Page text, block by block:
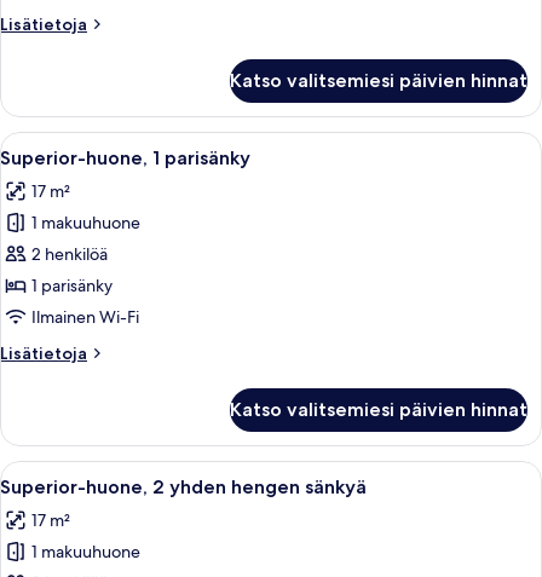
vuodesohva
Lisätietoja
Lisätietoja
1
parisänky
ja
vuodesohva
Katso valitsemiesi päivien hinnat
Avaa
kaikki
huonetyypin
Superior-
huone,
1
parisänky
Hotellihuone, jossa on suuri sänky,
5
Superior-huone, 1 parisänky
17 m²
1 makuuhuone
2 henkilöä
1 parisänky
Ilmainen Wi-Fi
Lisätietoja
Lisätietoja
1
parisänky
Katso valitsemiesi päivien hinnat
Avaa
kaikki
huonetyypin
Superior-
Hotellihuoneessa on kaksi sänkyä,
4
Superior-huone, 2 yhden hengen sänkyä
17 m²
1 makuuhuone